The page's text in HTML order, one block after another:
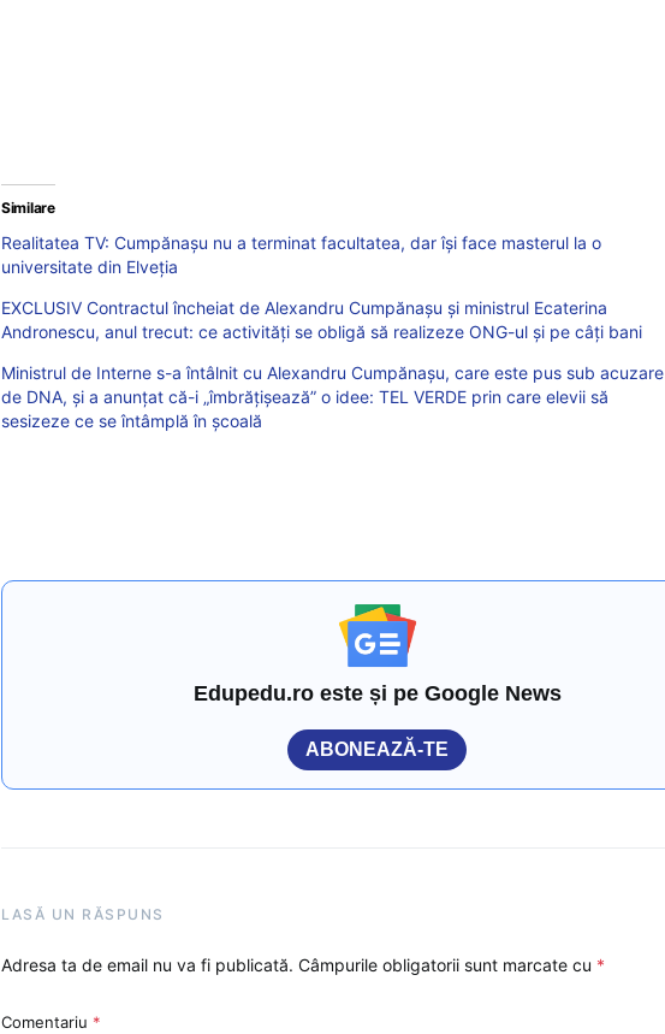
Similare
Realitatea TV: Cumpănașu nu a terminat facultatea, dar își face masterul la o
universitate din Elveția
EXCLUSIV Contractul încheiat de Alexandru Cumpănașu și ministrul Ecaterina
Andronescu, anul trecut: ce activități se obligă să realizeze ONG-ul și pe câți bani
Ministrul de Interne s-a întâlnit cu Alexandru Cumpănașu, care este pus sub acuzare
de DNA, și a anunțat că-i „îmbrățișează” o idee: TEL VERDE prin care elevii să
sesizeze ce se întâmplă în școală
Edupedu.ro este și pe Google News
ABONEAZĂ-TE
LASĂ UN RĂSPUNS
Adresa ta de email nu va fi publicată. Câmpurile obligatorii sunt marcate cu *
Comentariu *